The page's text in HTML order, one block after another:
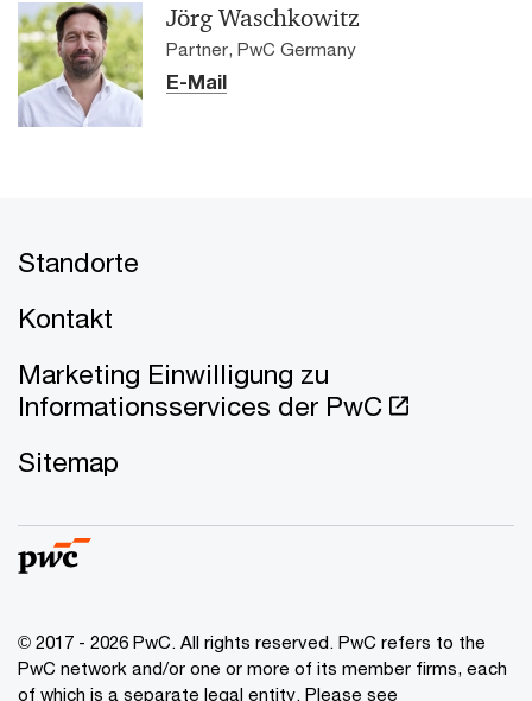
Jörg Waschkowitz
Partner, PwC Germany
E-Mail
Standorte
Kontakt
Marketing Einwilligung zu
Informationsservices der PwC
Sitemap
© 2017 - 2026 PwC. All rights reserved. PwC refers to the
PwC network and/or one or more of its member firms, each
of which is a separate legal entity. Please see